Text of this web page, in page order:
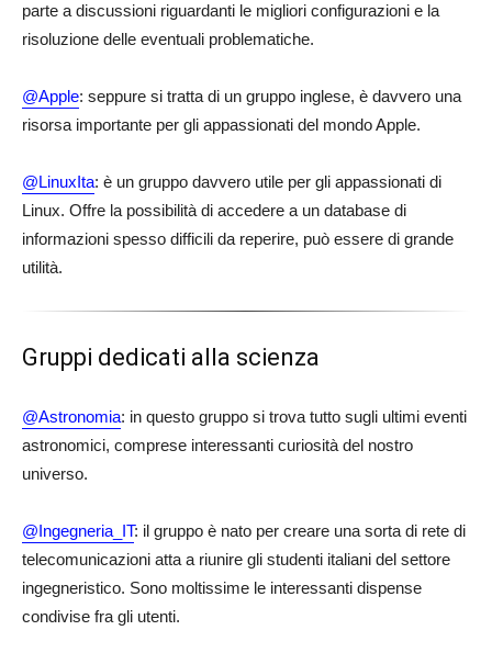
parte a discussioni riguardanti le migliori configurazioni e la
risoluzione delle eventuali problematiche.
@Apple: seppure si tratta di un gruppo inglese, è davvero una
risorsa importante per gli appassionati del mondo Apple.
@LinuxIta: è un gruppo davvero utile per gli appassionati di
Linux. Offre la possibilità di accedere a un database di
informazioni spesso difficili da reperire, può essere di grande
utilità.
Gruppi dedicati alla scienza
@Astronomia: in questo gruppo si trova tutto sugli ultimi eventi
astronomici, comprese interessanti curiosità del nostro
universo.
@Ingegneria_IT: il gruppo è nato per creare una sorta di rete di
telecomunicazioni atta a riunire gli studenti italiani del settore
ingegneristico. Sono moltissime le interessanti dispense
condivise fra gli utenti.